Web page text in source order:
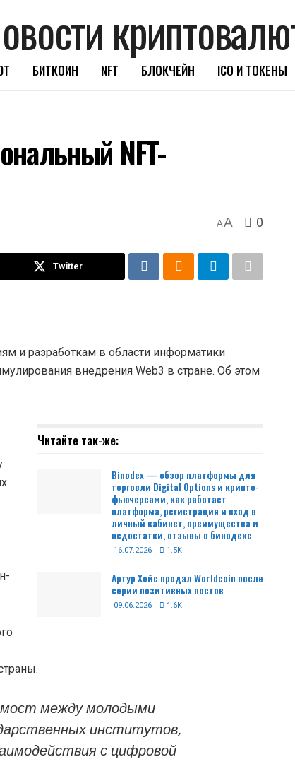
БИТКОИН NFT БЛОКЧЕЙН ICO И ТОКЕНЫ
NFT-
AA 0
Twitter
и разработкам в области информатики
внедрения Web3 в стране. Об этом
Читайте так-же:
Binodex — обзор платформы для
торговли Digital Options и крипто-
фьючерсами, как работает
платформа, регистрация и вход в
личный кабинет, преимущества и
недостатки, отзывы о бинодекс
16.07.2026 1.5K
Артур Хейс продал Worldcoin после
серии позитивных постов
09.06.2026 1.6K
между молодыми
институтов,
с цифровой